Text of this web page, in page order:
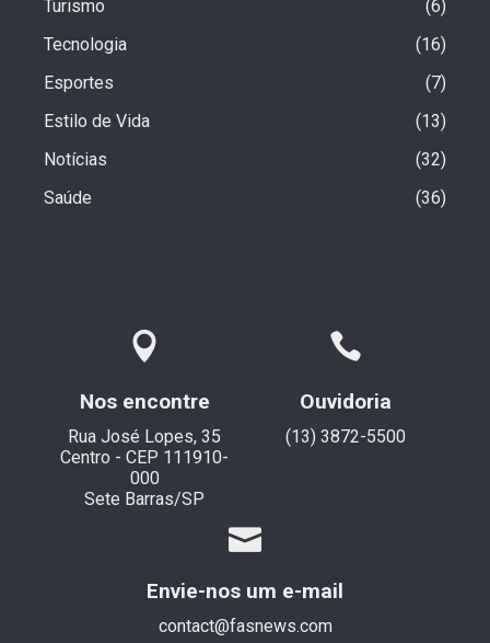
Turismo
6
Tecnologia
16
Esportes
7
Estilo de Vida
13
Notícias
32
Saúde
36
Nos encontre
Rua José Lopes, 35
Centro - CEP 111910-
000
Sete Barras/SP
Ouvidoria
(13) 3872-5500
Envie-nos um e-mail
contact@fasnews.com